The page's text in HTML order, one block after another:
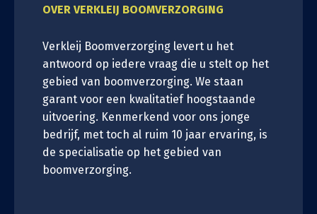
OVER VERKLEIJ BOOMVERZORGING
Verkleij Boomverzorging levert u het
antwoord op iedere vraag die u stelt op het
gebied van boomverzorging. We staan
garant voor een kwalitatief hoogstaande
uitvoering. Kenmerkend voor ons jonge
bedrijf, met toch al ruim 10 jaar ervaring, is
de specialisatie op het gebied van
boomverzorging.